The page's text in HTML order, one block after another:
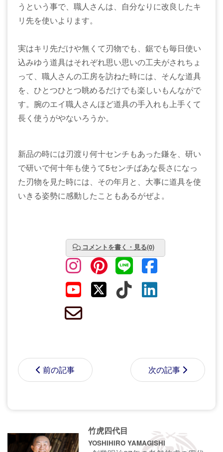
うという事で、職人さんは、自分なりに改良したキ
リ先を使いよります。
実はキリ先だけや無くて刃物でも、鋸でも毎日使い
込みゆう道具はそれぞれ思い思いの工夫がされちょ
って、職人さんの工房を訪ねた時には、そんな道具
を、ひとつひとつ眺めるだけでも楽しいもんながで
す。腕のエイ職人さんほど道具の手入れも上手くて
長く使うがやないろうか。
新品の時には刃渡り何十センチもあった鎌を、研い
で研いで何十年も使うて5センチばあな長さになっ
た刃物を見た時には、その年月と、大事に道具を使
いきる姿勢に感動したこともあるがぜよ。
コメントを書く・見る(0)
前の記事 次の記事
コメントする前にサインイン
ます。
竹虎四代目
YOSHIHIRO YAMAGISHI